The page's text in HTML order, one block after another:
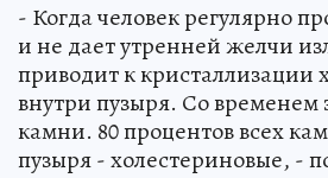
- Когда человек регулярно
и не дает утренней желчи
приводит к кристаллизации
внутри пузыря. Со временем
камни. 80 процентов всех
пузыря - холестериновые, -